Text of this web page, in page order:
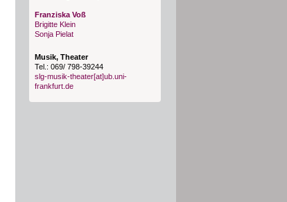
Franziska Voß
Brigitte Klein
Sonja Pielat
Musik, Theater
Tel.: 069/ 798-39244
slg-musik-theater[at]ub.uni-
frankfurt.de